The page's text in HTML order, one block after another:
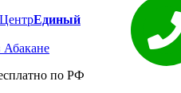
Единый
Абакане
по РФ